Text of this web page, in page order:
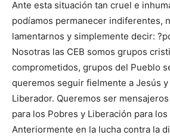
Ante esta situación tan cruel e
podíamos permanecer indiferentes,
lamentarnos y simplemente decir:
Nosotras las CEB somos grupos
comprometidos, grupos del Pueblo
queremos seguir fielmente a Jesús y
Liberador. Queremos ser
para los Pobres y Liberación para
Anteriormente en la lucha contra la